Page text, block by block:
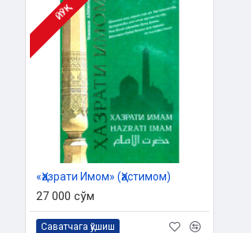
ЙЎҚ
«Ҳазрати Имом» (Ҳастимом)
27 000 сўм
Саватчага қўшиш